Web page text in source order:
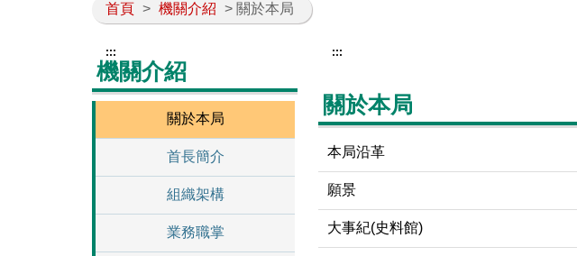
首頁 > 機關介紹 > 關於本局
:::
機關介紹
關於本局
首長簡介
組織架構
業務職掌
:::
關於本局
本局沿革
願景
大事紀(史料館)